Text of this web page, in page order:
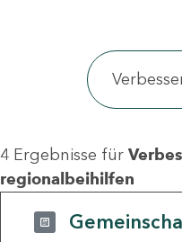
4 Ergebnisse für
regionalbeihilfen